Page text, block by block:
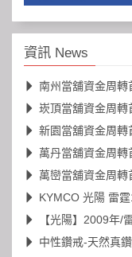
資訊 News
南州當舖資金周轉首
崁頂當舖資金周轉首
新園當舖資金周轉首
萬丹當舖資金周轉首
萬巒當舖資金周轉首
KYMCO 光陽 雷
【光陽】2009年/
中性鑽戒-天然真